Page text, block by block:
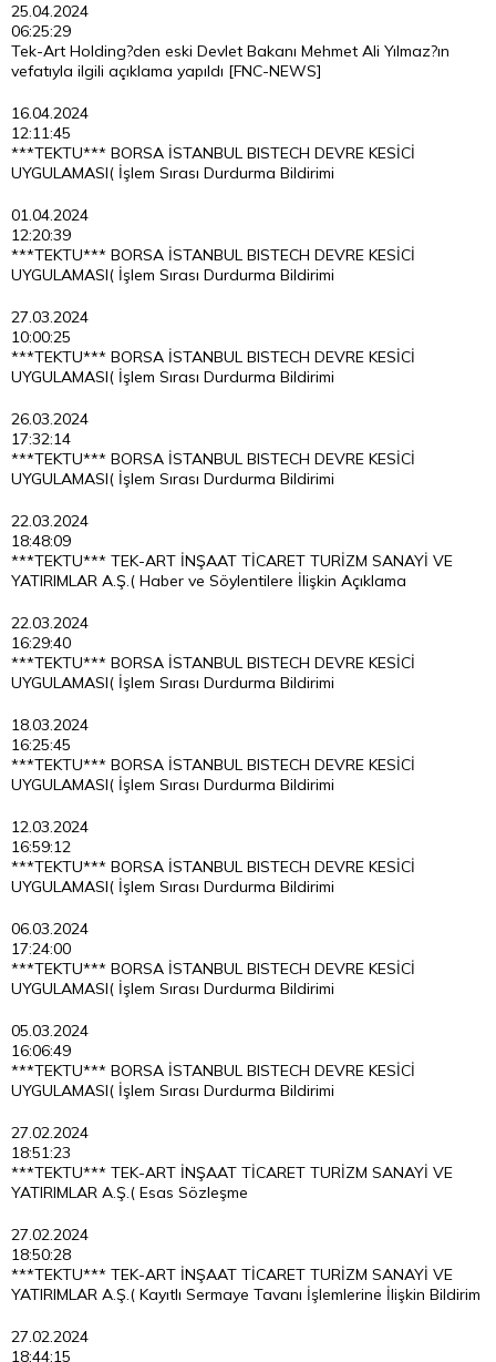
25.04.2024
06:25:29
Tek-Art Holding?den eski Devlet Bakanı Mehmet Ali Yılmaz?ın
vefatıyla ilgili açıklama yapıldı [FNC-NEWS]
16.04.2024
12:11:45
***TEKTU*** BORSA İSTANBUL BISTECH DEVRE KESİCİ
UYGULAMASI( İşlem Sırası Durdurma Bildirimi
01.04.2024
12:20:39
***TEKTU*** BORSA İSTANBUL BISTECH DEVRE KESİCİ
UYGULAMASI( İşlem Sırası Durdurma Bildirimi
27.03.2024
10:00:25
***TEKTU*** BORSA İSTANBUL BISTECH DEVRE KESİCİ
UYGULAMASI( İşlem Sırası Durdurma Bildirimi
26.03.2024
17:32:14
***TEKTU*** BORSA İSTANBUL BISTECH DEVRE KESİCİ
UYGULAMASI( İşlem Sırası Durdurma Bildirimi
22.03.2024
18:48:09
***TEKTU*** TEK-ART İNŞAAT TİCARET TURİZM SANAYİ VE
YATIRIMLAR A.Ş.( Haber ve Söylentilere İlişkin Açıklama
22.03.2024
16:29:40
***TEKTU*** BORSA İSTANBUL BISTECH DEVRE KESİCİ
UYGULAMASI( İşlem Sırası Durdurma Bildirimi
18.03.2024
16:25:45
***TEKTU*** BORSA İSTANBUL BISTECH DEVRE KESİCİ
UYGULAMASI( İşlem Sırası Durdurma Bildirimi
12.03.2024
16:59:12
***TEKTU*** BORSA İSTANBUL BISTECH DEVRE KESİCİ
UYGULAMASI( İşlem Sırası Durdurma Bildirimi
06.03.2024
17:24:00
***TEKTU*** BORSA İSTANBUL BISTECH DEVRE KESİCİ
UYGULAMASI( İşlem Sırası Durdurma Bildirimi
05.03.2024
16:06:49
***TEKTU*** BORSA İSTANBUL BISTECH DEVRE KESİCİ
UYGULAMASI( İşlem Sırası Durdurma Bildirimi
27.02.2024
18:51:23
***TEKTU*** TEK-ART İNŞAAT TİCARET TURİZM SANAYİ VE
YATIRIMLAR A.Ş.( Esas Sözleşme
27.02.2024
18:50:28
***TEKTU*** TEK-ART İNŞAAT TİCARET TURİZM SANAYİ VE
YATIRIMLAR A.Ş.( Kayıtlı Sermaye Tavanı İşlemlerine İlişkin Bildirim
27.02.2024
18:44:15